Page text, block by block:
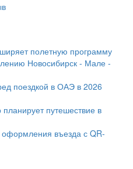
полетную программу
Новосибирск - Мале -
поездкой в ОАЭ в 2026
путешествие в
оформления въезда с QR-